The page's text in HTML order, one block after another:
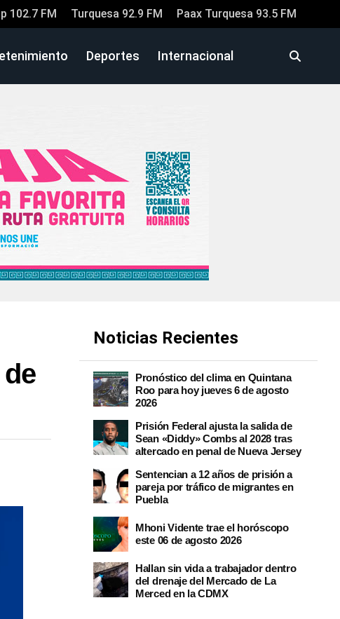
102.7 FM Turquesa 92.9 FM Paax Turquesa 93.5 FM
Deportes Internacional
Noticias Recientes
Pronóstico del clima en Quintana
Roo para hoy jueves 6 de agosto
2026
Prisión Federal ajusta la salida de
Sean «Diddy» Combs al 2028 tras
altercado en penal de Nueva Jersey
Sentencian a 12 años de prisión a
pareja por tráfico de migrantes en
Puebla
Mhoni Vidente trae el horóscopo
este 06 de agosto 2026
Hallan sin vida a trabajador dentro
del drenaje del Mercado de La
Merced en la CDMX